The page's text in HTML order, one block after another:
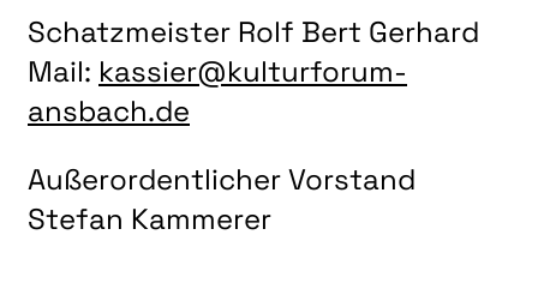
KUNSTHAUS R3
SPECKDRUMM HALLE
BEWERBUNG
UNSERE KÜNSTLER*INNEN
Schatzmeister Rolf Bert Gerhard
Mail: kassier​@kulturforum-
ansbach.de
Außerordentlicher Vorstand
Stefan Kammerer